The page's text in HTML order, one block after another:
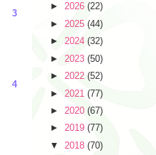
3
4
► 2026 (22)
► 2025 (44)
► 2024 (32)
► 2023 (50)
► 2022 (52)
► 2021 (77)
► 2020 (67)
► 2019 (77)
▼ 2018 (70)